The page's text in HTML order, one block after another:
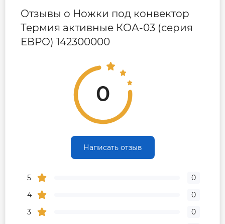
Отзывы о Ножки под конвектор
Термия активные КОА-03 (серия
ЕВРО) 142300000
0
Написать отзыв
5
0
4
0
3
0